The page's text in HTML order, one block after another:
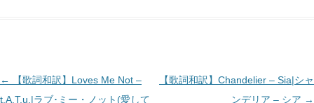
投
稿
←
【歌詞和訳】Loves Me Not –
t.A.T.u.|ラブ･ミー・ノット(愛して
【歌詞和訳】Chandelier – Sia|シャ
ンデリア – シア →